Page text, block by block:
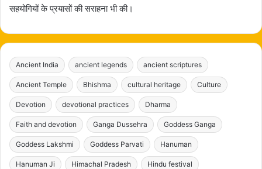
सहयोगियों के प्रयासों की सराहना भी की।
Ancient India ancient legends ancient scriptures
Ancient Temple Bhishma cultural heritage Culture
Devotion devotional practices Dharma
Faith and devotion Ganga Dussehra Goddess Ganga
Goddess Lakshmi Goddess Parvati Hanuman
Hanuman Ji Himachal Pradesh Hindu festival